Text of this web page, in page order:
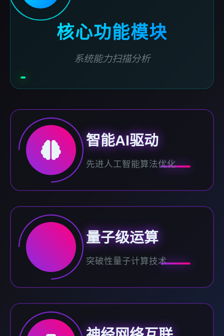
核心功能模块
系统能力扫描分析
智能AI驱动
先进人工智能算法优化
量子级运算
突破性量子计算技术